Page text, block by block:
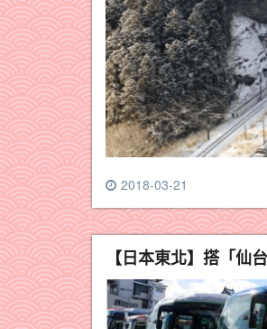
2018-03-21
【日本東北】搭「